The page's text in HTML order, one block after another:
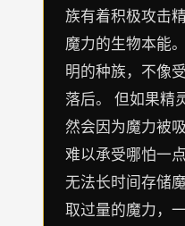
族有着积极攻击
魔力的生物本能
明的种族，不像
落后。 但如果精
然会因为魔力被
难以承受哪怕一
无法长时间存储
取过量的魔力，